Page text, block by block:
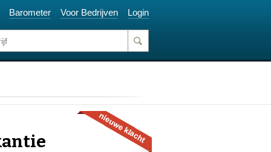
Barometer Voor Bedrijven Login